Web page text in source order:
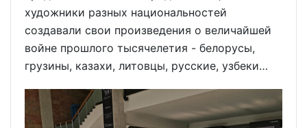
художники разных национальностей
создавали свои произведения о величайшей
войне прошлого тысячелетия - белорусы,
грузины, казахи, литовцы, русские, узбеки…